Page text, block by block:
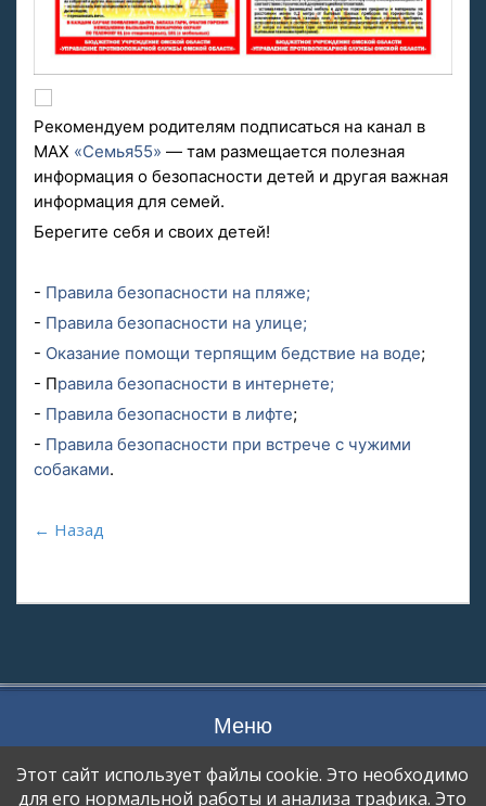
Рекомендуем родителям подписаться на канал в
MAX «Семья55» — там размещается полезная
информация о безопасности детей и другая важная
информация для семей.
Берегите себя и своих детей!
- Правила безопасности на пляже;
- Правила безопасности на улице;
- Оказание помощи терпящим бедствие на воде;
- Правила безопасности в интернете;
- Правила безопасности в лифте;
- Правила безопасности при встрече с чужими
собаками.
← Назад
Меню
ОТКАЗ ОТ УСЛУГИ
Этот сайт использует файлы cookie. Это необходимо
для его нормальной работы и анализа трафика. Это